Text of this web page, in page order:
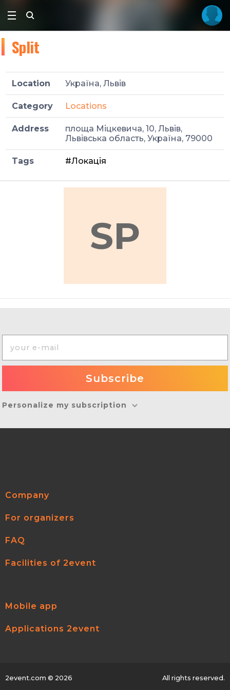
Split
Location Україна, Львів
Category Locations
Address
площа Міцкевича, 10, Львів,
Львівська область, Україна, 79000
Tags #Локація
SP
Personalize my subscription
Company
For organizers
FAQ
Facilities of 2event
Mobile app
Applications 2event
2event.com © 2026 All rights reserved.